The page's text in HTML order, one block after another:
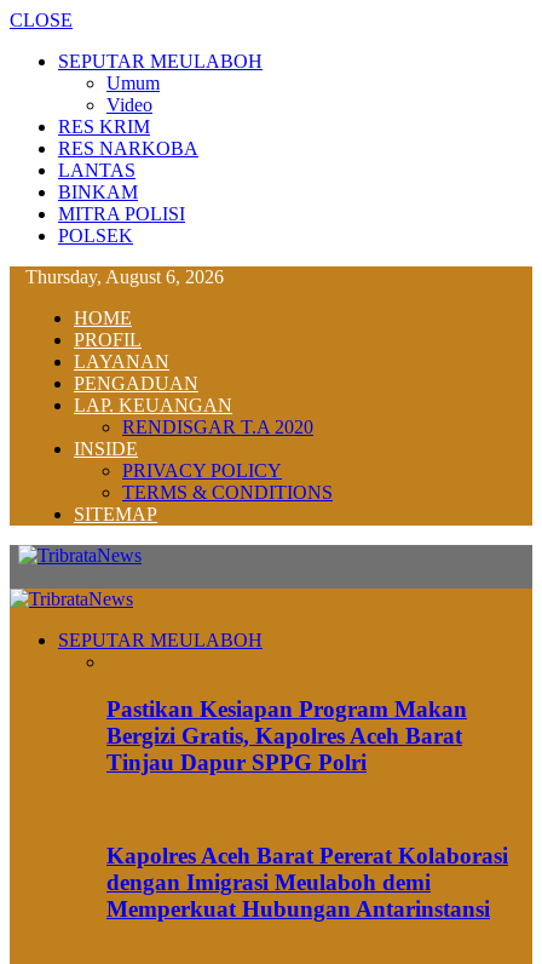
CLOSE
SEPUTAR MEULABOH
Umum
Video
RES KRIM
RES NARKOBA
LANTAS
BINKAM
MITRA POLISI
POLSEK
Thursday, August 6, 2026
HOME
PROFIL
LAYANAN
PENGADUAN
LAP. KEUANGAN
RENDISGAR T.A 2020
INSIDE
PRIVACY POLICY
TERMS & CONDITIONS
SITEMAP
SEPUTAR MEULABOH
Pastikan Kesiapan Program Makan
Bergizi Gratis, Kapolres Aceh Barat
Tinjau Dapur SPPG Polri
Kapolres Aceh Barat Pererat Kolaborasi
dengan Imigrasi Meulaboh demi
Memperkuat Hubungan Antarinstansi